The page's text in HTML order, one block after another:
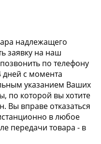
надлежащего
заявку на наш
по телефону
дней с момента
указанием Ваших
по которой вы хотите
Вы вправе отказаться
в любое
передачи товара - в